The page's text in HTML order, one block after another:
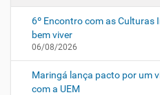
6º Encontro com as Culturas
bem viver
06/08/2026
Maringá lança pacto por um
com a UEM